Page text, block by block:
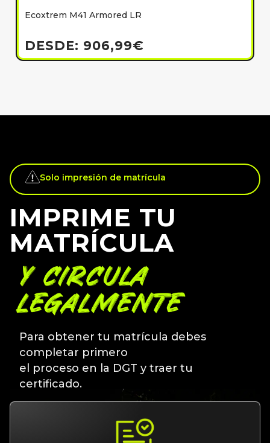
Ecoxtrem M41 Armored LR
DESDE: 906,99€
Solo impresión de matrícula
IMPRIME TU
MATRÍCULA
Y CIRCULA
LEGALMENTE
Para obtener tu matrícula debes
completar primero
el proceso en la DGT y traer tu
certificado.